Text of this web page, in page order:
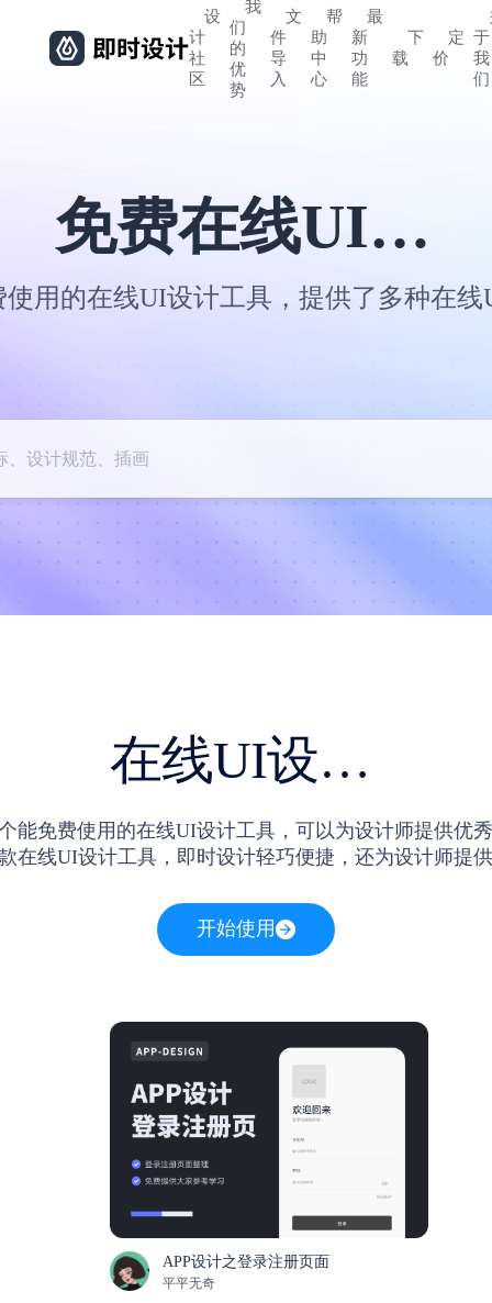
设
计
社
区
我
们
的
优
势
文
件
导
入
帮
助
中
心
最
新
功
能
下
载
定
价
于
我
们
免费在线UI设计工具
使用的在线UI设计工具，提供了多种在线
在线UI设计工具
能免费使用的在线UI设计工具，可以为设计师提供优
在线UI设计工具，即时设计轻巧便捷，还为设计师提
开始使用
APP设计之登录注册页面
平平无奇